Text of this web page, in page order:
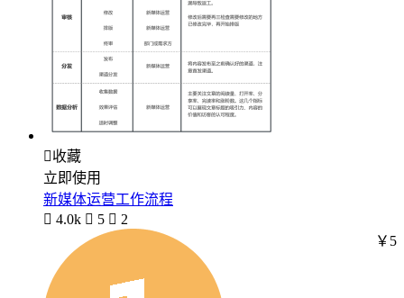
收藏
立即使用
新媒体运营工作流程
 4.0k  5  2
￥5